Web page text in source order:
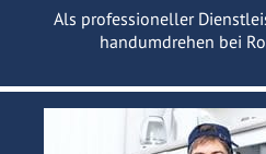
Als professioneller
handumdrehen bei